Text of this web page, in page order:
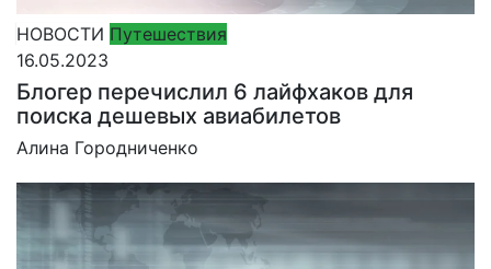
НОВОСТИ Путешествия
16.05.2023
Блогер перечислил 6 лайфхаков для
поиска дешевых авиабилетов
Алина Городниченко